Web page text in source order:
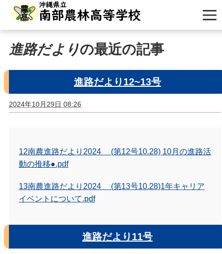
進路だよりの最近の記事
進路だより12~13号
2024年10月29日 08:26
12南農進路だより2024 (第12号10.28) 10月の進路活
動の推移●.pdf
13南農進路だより2024 (第13号10.28)1年キャリア
イベントについて.pdf
進路だより11号